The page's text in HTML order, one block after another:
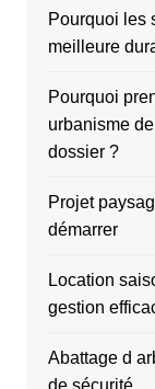
Pourquoi les
meilleure
Pourquoi
urbanisme
dossier ?
Projet
démarrer
Location
gestion
Abattage d
de sécurité